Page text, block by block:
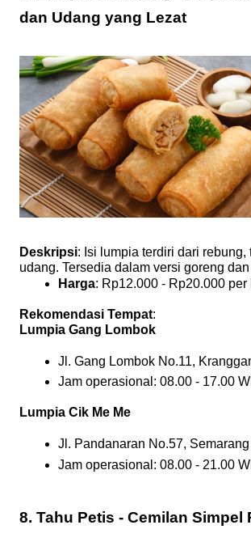
dan Udang yang Lezat
Deskripsi: Isi lumpia terdiri dari rebung,
udang. Tersedia dalam versi goreng
Harga: Rp12.000 - Rp20.000 per
Rekomendasi Tempat:
Lumpia Gang Lombok
Jl. Gang Lombok No.11,
Jam operasional: 08.00 - 17.00
Lumpia Cik Me Me
Jl. Pandanaran No.57, Semarang
Jam operasional: 08.00 - 21.00
8. Tahu Petis - Cemilan Simpel